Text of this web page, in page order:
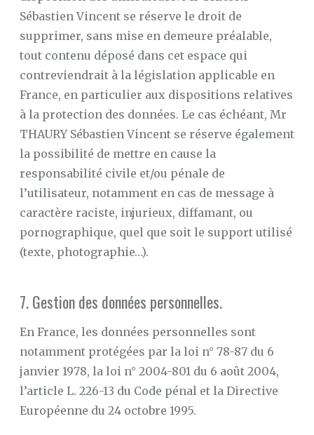
Sébastien Vincent se réserve le droit de
supprimer, sans mise en demeure préalable,
tout contenu déposé dans cet espace qui
contreviendrait à la législation applicable en
France, en particulier aux dispositions relatives
à la protection des données. Le cas échéant, Mr
THAURY Sébastien Vincent se réserve également
la possibilité de mettre en cause la
responsabilité civile et/ou pénale de
l’utilisateur, notamment en cas de message à
caractère raciste, injurieux, diffamant, ou
pornographique, quel que soit le support utilisé
(texte, photographie…).
7. Gestion des données personnelles.
En France, les données personnelles sont
notamment protégées par la loi n° 78-87 du 6
janvier 1978, la loi n° 2004-801 du 6 août 2004,
l’article L. 226-13 du Code pénal et la Directive
Européenne du 24 octobre 1995.